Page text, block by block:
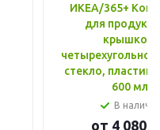
ИКЕА/365+
для
крышкой,
стекло, пластик
600 мл
В
от 4 080 ₸